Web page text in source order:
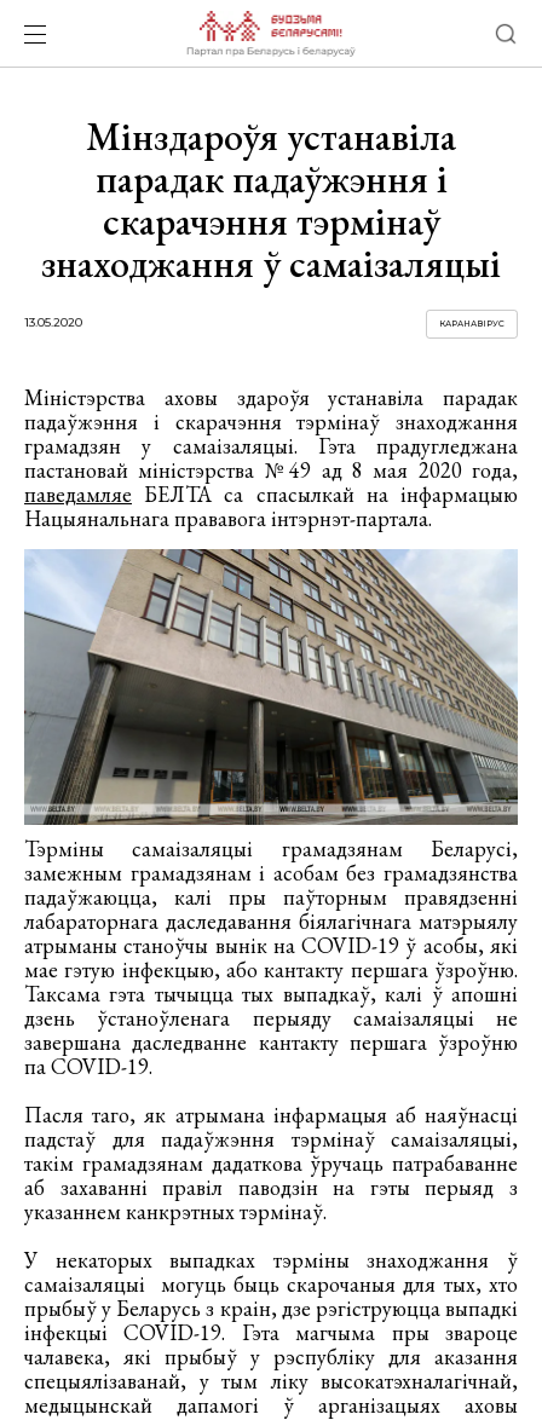
Мінздароўя устанавіла
парадак падаўжэння і
скарачэння тэрмінаў
знаходжання ў самаізаляцыі
13.05.2020 КАРАНАВІРУС
Міністэрства аховы здароўя устанавіла парадак
падаўжэння і скарачэння тэрмінаў знаходжання
грамадзян у самаізаляцыі. Гэта прадугледжана
пастановай міністэрства №49 ад 8 мая 2020 года,
паведамляе БЕЛТА са спасылкай на інфармацыю
Нацыянальнага прававога інтэрнэт-партала.
Тэрміны самаізаляцыі грамадзянам Беларусі,
замежным грамадзянам і асобам без грамадзянства
падаўжаюцца, калі пры паўторным правядзенні
лабараторнага даследавання біялагічнага матэрыялу
атрыманы станоўчы вынік на COVID-19 ў асобы, які
мае гэтую інфекцыю, або кантакту першага ўзроўню.
Таксама гэта тычыцца тых выпадкаў, калі ў апошні
дзень ўстаноўленага перыяду самаізаляцыі не
завершана даследванне кантакту першага ўзроўню
па COVID-19.
Пасля таго, як атрымана інфармацыя аб наяўнасці
падстаў для падаўжэння тэрмінаў самаізаляцыі,
такім грамадзянам дадаткова ўручаць патрабаванне
аб захаванні правіл паводзін на гэты перыяд з
указаннем канкрэтных тэрмінаў.
У некаторых выпадках тэрміны знаходжання ў
самаізаляцыі могуць быць скарочаныя для тых, хто
прыбыў у Беларусь з краін, дзе рэгіструюцца выпадкі
інфекцыі COVID-19. Гэта магчыма пры звароце
чалавека, які прыбыў у рэспубліку для аказання
спецыялізаванай, у тым ліку высокатэхналагічнай,
медыцынскай дапамогі ў арганізацыях аховы